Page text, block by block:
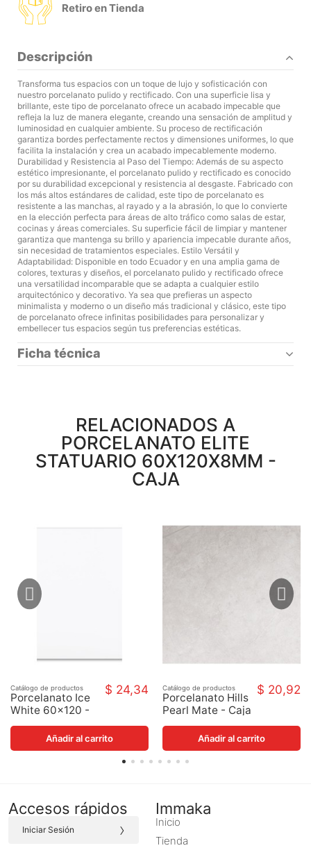
Retiro en Tienda
Descripción
Transforma tus espacios con un toque de lujo y sofisticación con
nuestro porcelanato pulido y rectificado. Con una superficie lisa y
brillante, este tipo de porcelanato ofrece un acabado impecable que
refleja la luz de manera elegante, creando una sensación de amplitud y
luminosidad en cualquier ambiente. Su proceso de rectificación
garantiza bordes perfectamente rectos y dimensiones uniformes, lo que
facilita la instalación y crea un acabado impecablemente moderno.
Durabilidad y Resistencia al Paso del Tiempo: Además de su aspecto
estético impresionante, el porcelanato pulido y rectificado es conocido
por su durabilidad excepcional y resistencia al desgaste. Fabricado con
los más altos estándares de calidad, este tipo de porcelanato es
resistente a las manchas, al rayado y a la abrasión, lo que lo convierte
en la elección perfecta para áreas de alto tráfico como salas de estar,
cocinas y áreas comerciales. Su superficie fácil de limpiar y mantener
garantiza que mantenga su brillo y apariencia impecable durante años,
sin necesidad de tratamientos especiales. Estilo Versátil y
Adaptabilidad: Disponible en todo Ecuador y en una amplia gama de
colores, texturas y diseños, el porcelanato pulido y rectificado ofrece
una versatilidad incomparable que se adapta a cualquier estilo
arquitectónico y decorativo. Ya sea que prefieras un aspecto
minimalista y moderno o un diseño más tradicional y clásico, este tipo
de porcelanato ofrece infinitas posibilidades para personalizar y
embellecer tus espacios según tus preferencias estéticas.
Ficha técnica
RELACIONADOS A
PORCELANATO ELITE
STATUARIO 60X120X8MM -
CAJA
Catálogo de productos
Porcelanato Ice
White 60x120 -
Caja
$ 24,34
Añadir al carrito
Catálogo de productos
Porcelanato Hills
Pearl Mate - Caja
$ 20,92
Añadir al carrito
Accesos rápidos
Iniciar Sesión ›
Immaka
Inicio
Tienda